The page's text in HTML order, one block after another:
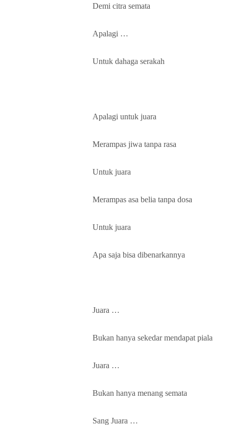
Demi citra semata
Apalagi …
Untuk dahaga serakah
Apalagi untuk juara
Merampas jiwa tanpa rasa
Untuk juara
Merampas asa belia tanpa dosa
Untuk juara
Apa saja bisa dibenarkannya
Juara …
Bukan hanya sekedar mendapat piala
Juara …
Bukan hanya menang semata
Sang Juara …